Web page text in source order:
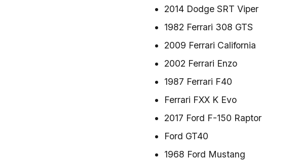
2014 Dodge SRT Viper
1982 Ferrari 308 GTS
2009 Ferrari California
2002 Ferrari Enzo
1987 Ferrari F40
Ferrari FXX K Evo
2017 Ford F-150 Raptor
Ford GT40
1968 Ford Mustang